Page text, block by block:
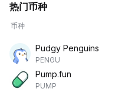
热门币种
币种
Pudgy Penguins
PENGU
Pump.fun
PUMP